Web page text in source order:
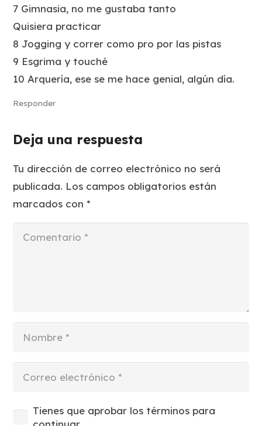
7 Gimnasia, no me gustaba tanto
Quisiera practicar
8 Jogging y correr como pro por las pistas
9 Esgrima y touché
10 Arquería, ese se me hace genial, algún día.
Responder
Deja una respuesta
Tu dirección de correo electrónico no será
publicada. Los campos obligatorios están
marcados con*
Tienes que aprobar los términos para